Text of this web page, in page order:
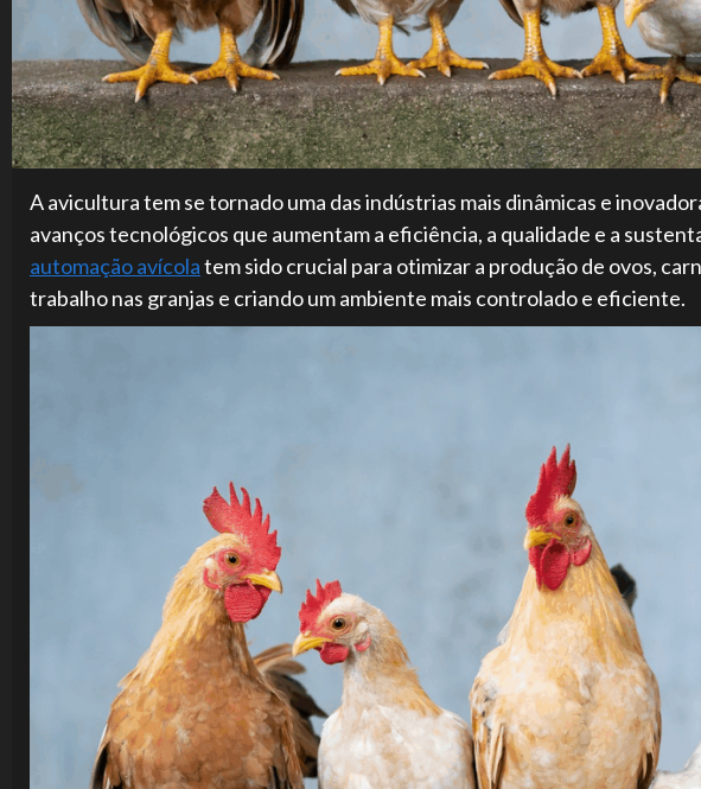
A avicultura tem se tornado uma das indústrias mais dinâmicas e
avanços tecnológicos que aumentam a eficiência, a qualidade e a
automação avícolatem sido crucial para otimizar a produção de ovos,
trabalho nas granjas e criando um ambiente mais controlado e eficiente.